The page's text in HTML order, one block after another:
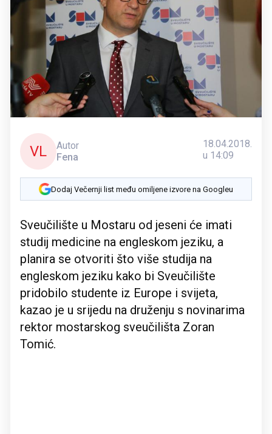
VL
Autor
Fena
18.04.2018.
u 14:09
Dodaj Večernji list među omiljene izvore na Googleu
Sveučilište u Mostaru od jeseni će imati
studij medicine na engleskom jeziku, a
planira se otvoriti što više studija na
engleskom jeziku kako bi Sveučilište
pridobilo studente iz Europe i svijeta,
kazao je u srijedu na druženju s novinarima
rektor mostarskog sveučilišta Zoran
Tomić.